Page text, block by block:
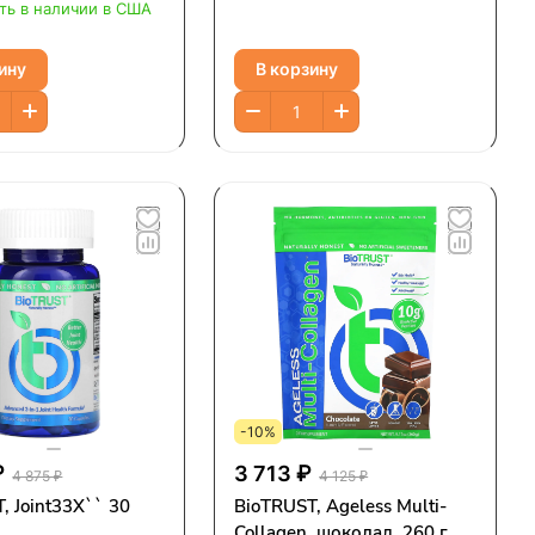
унции)
в наличии в США
В корзину
4 875 ₽
Joint33X`` 30
-10%
3 713 ₽ 4 125 ₽
BioTRUST, Ageless Multi-